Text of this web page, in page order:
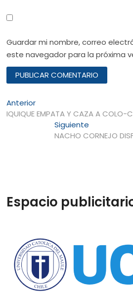
Guardar mi nombre, correo
este navegador para la próxima
Navegación
de
entradas
AnteriorEntrada
anterior:
IQUIQUE EMPATA Y CAZA A COLO-
SiguienteEntrada
siguiente:
NACHO CORNEJO
Espacio